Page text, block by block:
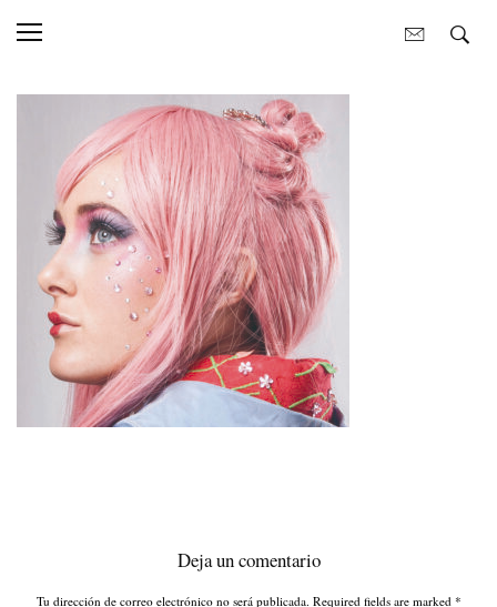
Deja un comentario
Tu dirección de correo electrónico no será publicada. Required fields are marked *